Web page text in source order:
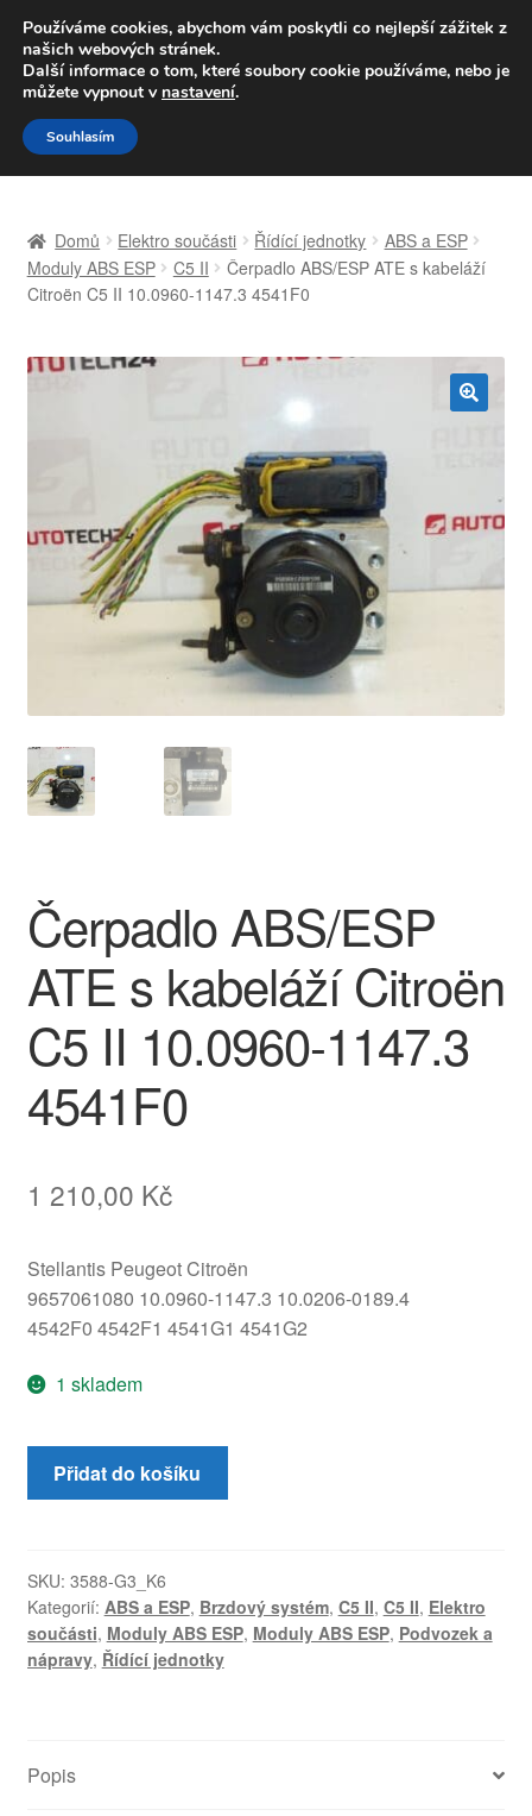
DOPRAVA od 139,-Kč
Volejte po-pá 9-16 704 494 494
Přeskočit
na
navigaci
Přejít
k
obsahu
Celosvětová doprava
Obchodní podmínky
Ochrana osobních údajů
Platby
Reklamační řád
Vrakoviště Citroën
Domů Elektro součásti Řídící jednotky
ABS a ESP
Moduly ABS ESP
C5 II
Čerpadlo ABS/ESP ATE s kabeláží
Citroën C5 II 10.0960-1147.3 4541F0
Čerpadlo ABS/ESP
ATE s kabeláží Citroën
C5 II 10.0960-1147.3
4541F0
1 210,00 Kč
Stellantis Peugeot Citroën
9657061080 10.0960-1147.3 10.0206-0189.4
4542F0 4542F1 4541G1 4541G2
1 skladem
Čerpadlo
ABS/ESP
kabeláží
Citroën
C5
II
množství
Přidat do košíku
SKU: 3588-G3_K6
Kategorií: ABS a ESP, Brzdový systém, C5 II, C5 II, Elektro
součásti, Moduly ABS ESP, Moduly ABS ESP, Podvozek a
nápravy, Řídící jednotky
Popis
Používáme cookies, abychom vám poskytli co nejlepší zážitek z
našich webových stránek.
Další informace o tom, které soubory cookie používáme, nebo je
můžete vypnout v nastavení.
Souhlasím